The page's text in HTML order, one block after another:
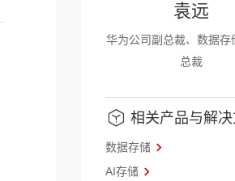
袁远
华为公司副总裁、数据存
总裁
相关产品与解
数据存储
AI存储